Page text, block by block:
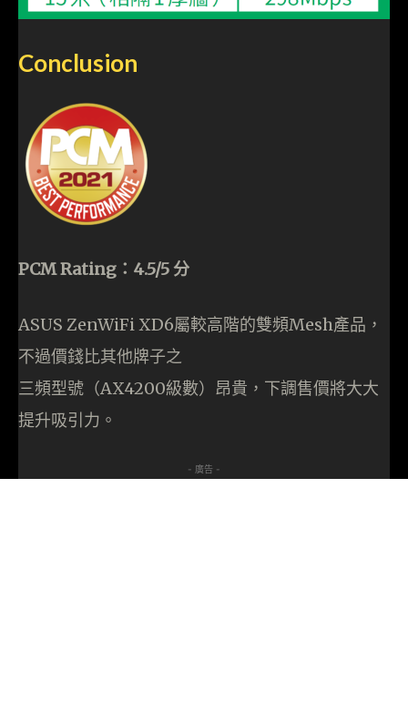
Conclusion
PCM Rating：4.5/5 分
ASUS ZenWiFi XD6屬較高階的雙頻Mesh產品，
不過價錢比其他牌子之
三頻型號（AX4200級數）昂貴，下調售價將大大
提升吸引力。
- 廣告 -